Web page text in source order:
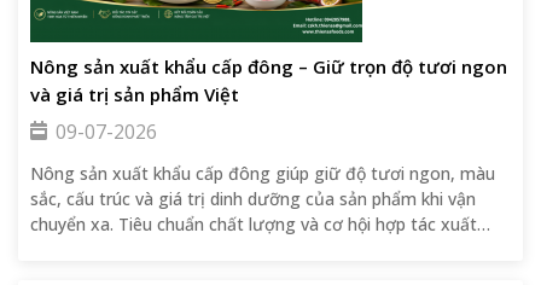
Nông sản xuất khẩu cấp đông – Giữ trọn độ tươi ngon
và giá trị sản phẩm Việt
09-07-2026
Nông sản xuất khẩu cấp đông giúp giữ độ tươi ngon, màu
sắc, cấu trúc và giá trị dinh dưỡng của sản phẩm khi vận
chuyển xa. Tiêu chuẩn chất lượng và cơ hội hợp tác xuất